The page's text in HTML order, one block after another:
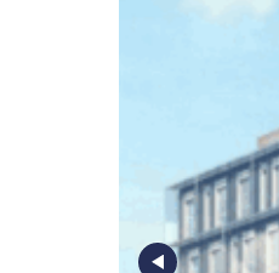
logistycznych i
produkcyjnych
AXI IMMO